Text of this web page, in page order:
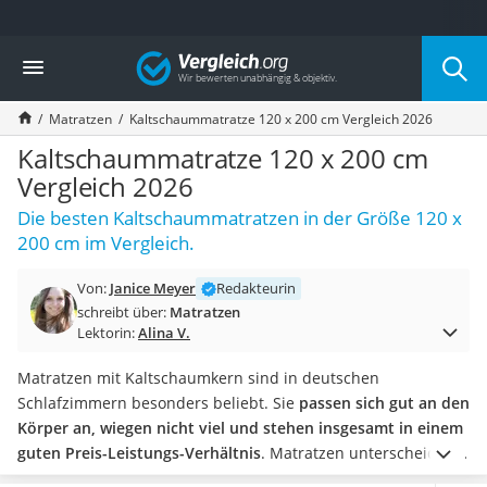
Die beliebtesten Vergleiche nach Kategorie
Wohnen
Matratzen-Topper
Matratzen
Konferenzlautsprecher
Tageslichtlampe
Badlüfter
Ergonomischer Bürostuhl
Bürohocker
Ozongeneratoren
Akku-Tischlampe
Konferenzmikrofon
Klappmatratze
Duschkopf mit Kalkfilter
Aktenvernichter Sicherheitsstufe 4
Bettgitter
Spannbettlaken
Vergleich
Matratzen Kaltschaummatratze 120 x 200 cm Vergleich 2026
Kaltschaummatratze 120 x 200 cm
Vergleich 2026
Die besten Kaltschaummatratzen in der Größe 120 x
200 cm im Vergleich.
Von: Janice Meyer
Redakteurin
schreibt über: Matratzen
Lektorin:Alina V.
Matratzen mit Kaltschaumkern sind in deutschen
Schlafzimmern besonders beliebt. Sie passen sich gut an den
Körper an, wiegen nicht viel und stehen insgesamt in einem
guten Preis-Leistungs-Verhältnis. Matratzen unterscheiden
sich jedoch nicht nur im Kernmaterial voneinander und beim